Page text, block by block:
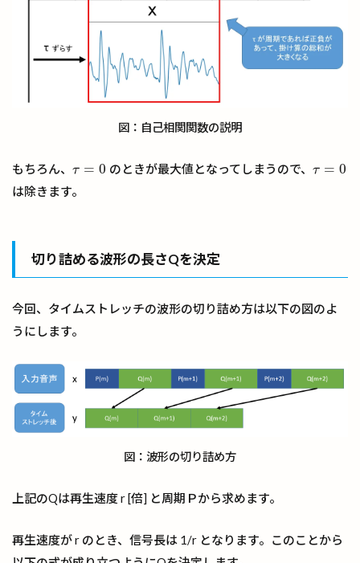
図：自己相関関数の説明
もちろん、 τ = 0
τ= 0 のときが最大値となってしまうので、τ = 0
τ= 0
は除きます。
切り詰める波形の長さQを決定
今回、タイムストレッチの波形の切り詰め方は以下の図のよ
うにします。
図：波形の切り詰め方
上記のQは再生速度 r [倍] と周期Ｐから求めます。
再生速度が r のとき、信号長は 1/r となります。このことから